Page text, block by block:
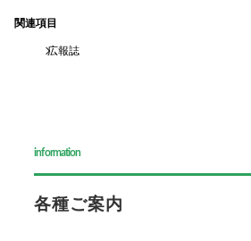
関連項目
広報誌
information
各種ご案内